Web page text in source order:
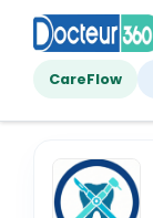
CareFlow